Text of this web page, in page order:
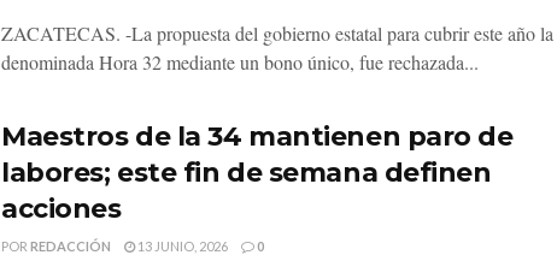
ZACATECAS. -La propuesta del gobierno estatal para cubrir este año la
denominada Hora 32 mediante un bono único, fue rechazada...
Maestros de la 34 mantienen paro de
labores; este fin de semana definen
acciones
POR REDACCIÓN 13 JUNIO, 2026 0